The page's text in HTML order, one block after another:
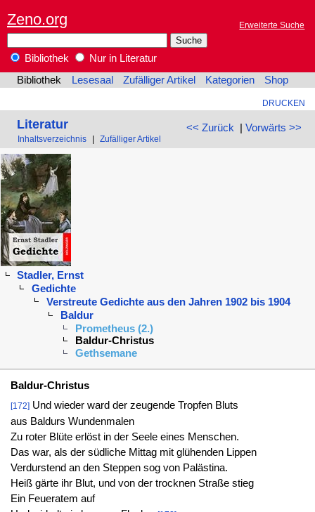
Zeno.org Erweiterte Suche
Bibliothek
Nur in Literatur
Bibliothek
Lesesaal Zufälliger Artikel Kategorien Shop
DRUCKEN
<< Zurück | Vorwärts >>
Literatur
Inhaltsverzeichnis Zufälliger Artikel
Stadler, Ernst
Gedichte
Verstreute Gedichte aus den Jahren 1902 bis 1904
Baldur
Prometheus (2.)
Baldur-Christus
Gethsemane
Baldur-Christus
[172]Und wieder ward der zeugende Tropfen Bluts
aus Baldurs Wundenmalen
Zu roter Blüte erlöst in der Seele eines Menschen.
Das war, als der südliche Mittag mit glühenden Lippen
Verdurstend an den Steppen sog von Palästina.
Heiß gärte ihr Blut, und von der trocknen Straße stieg
Ein Feueratem auf